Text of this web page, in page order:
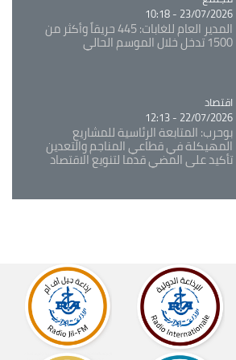
23/07/2026 - 10:18
المدير العام للغابات: 445 حريقاً وأكثر من
1500 تدخل خلال الموسم الحالي
Catégorie
اقتصاد
22/07/2026 - 12:13
بوحرب: المتابعة الرئاسية للمشاريع
المهيكلة في قطاعي المناجم والتعدين
تأكيد على المضي قدما لتنويع الاقتصاد